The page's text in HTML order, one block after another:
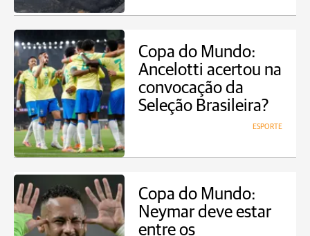
Copa do Mundo:
Ancelotti acertou na
convocação da
Seleção Brasileira?
ESPORTE
Copa do Mundo:
Neymar deve estar
entre os